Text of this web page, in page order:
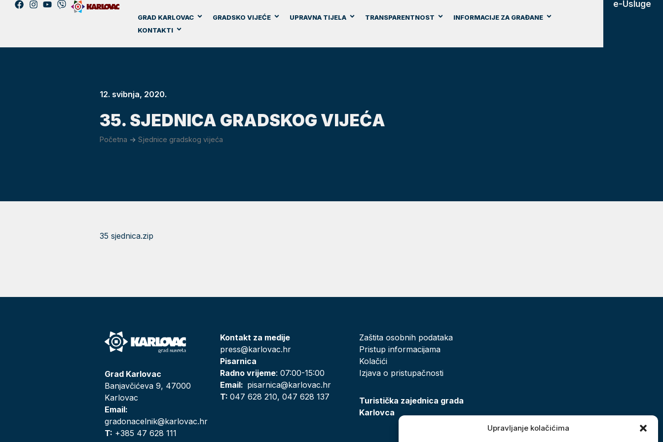
Upravljanje kolačićima
GRAD KARLOVAC GRADSKO VIJEĆE UPRAVNA TIJELA TRANSPARENTNOST
INFORMACIJE ZA GRAĐANE
KONTAKTI
e-Usluge
12. svibnja, 2020.
35. SJEDNICA GRADSKOG VIJEĆA
Početna -> Sjednice gradskog vijeća
35 sjednica.zip
Grad Karlovac
Banjavčićeva 9, 47000
Karlovac
Email:
gradonacelnik@karlovac.hr
T: +385 47 628 111
Kontakt za medije
press@karlovac.hr
Pisarnica
Radno vrijeme: 07:00-15:00
Email: pisarnica@karlovac.hr
T:047 628 210, 047 628 137
Zaštita osobnih podataka
Pristup informacijama
Kolačići
Izjava o pristupačnosti
Turistička zajednica grada
Karlovca